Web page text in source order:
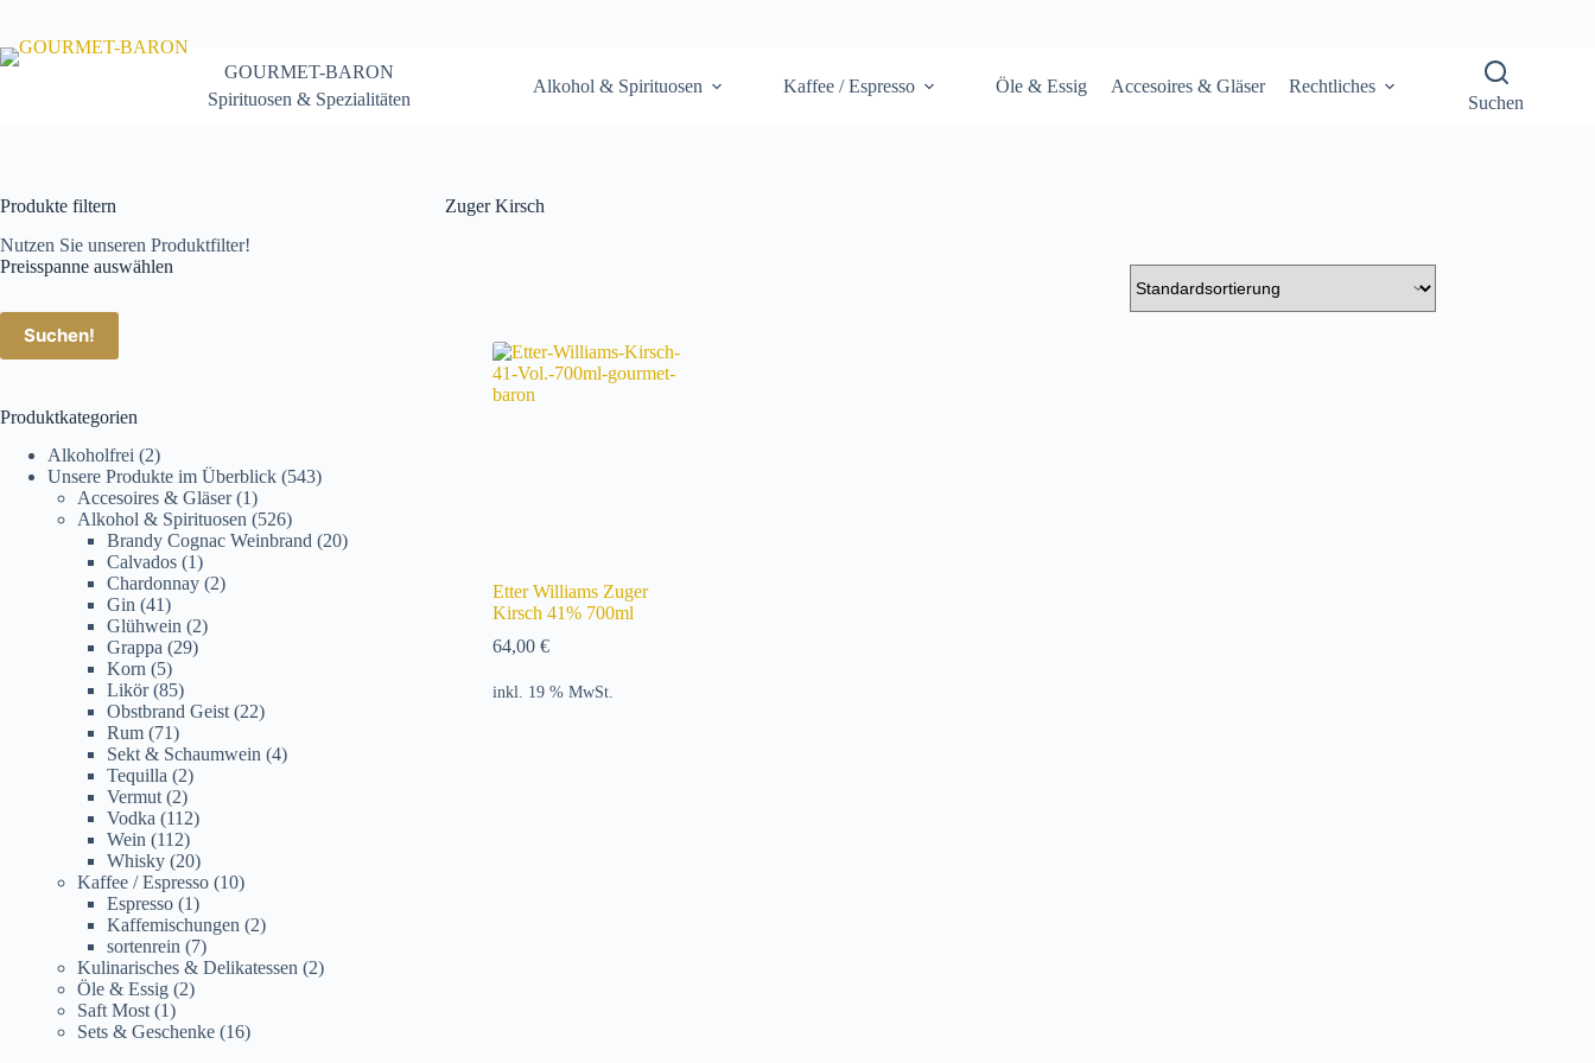
springen
GOURMET-BARON
Spirituosen & Spezialitäten
Alkohol & Spirituosen Kaffee / Espresso Öle & Essig Accesoires & Gläser
Rechtliches
Suchen
Zuger Kirsch
Etter Williams Zuger
Kirsch 41% 700ml
64,00 €
inkl. 19 % MwSt.
Produkte filtern
Nutzen Sie unseren Produktfilter!
Preisspanne auswählen
Suchen!
Produktkategorien
Alkoholfrei (2)
Unsere Produkte im Überblick (543)
Accesoires & Gläser (1)
Alkohol & Spirituosen (526)
Brandy Cognac Weinbrand (20)
Calvados (1)
Chardonnay (2)
Gin (41)
Glühwein (2)
Grappa (29)
Korn (5)
Likör (85)
Obstbrand Geist (22)
Rum (71)
Sekt & Schaumwein (4)
Tequilla (2)
Vermut (2)
Vodka (112)
Wein (112)
Whisky (20)
Kaffee / Espresso (10)
Espresso (1)
Kaffemischungen (2)
sortenrein (7)
Kulinarisches & Delikatessen (2)
Öle & Essig (2)
Saft Most (1)
Sets & Geschenke (16)